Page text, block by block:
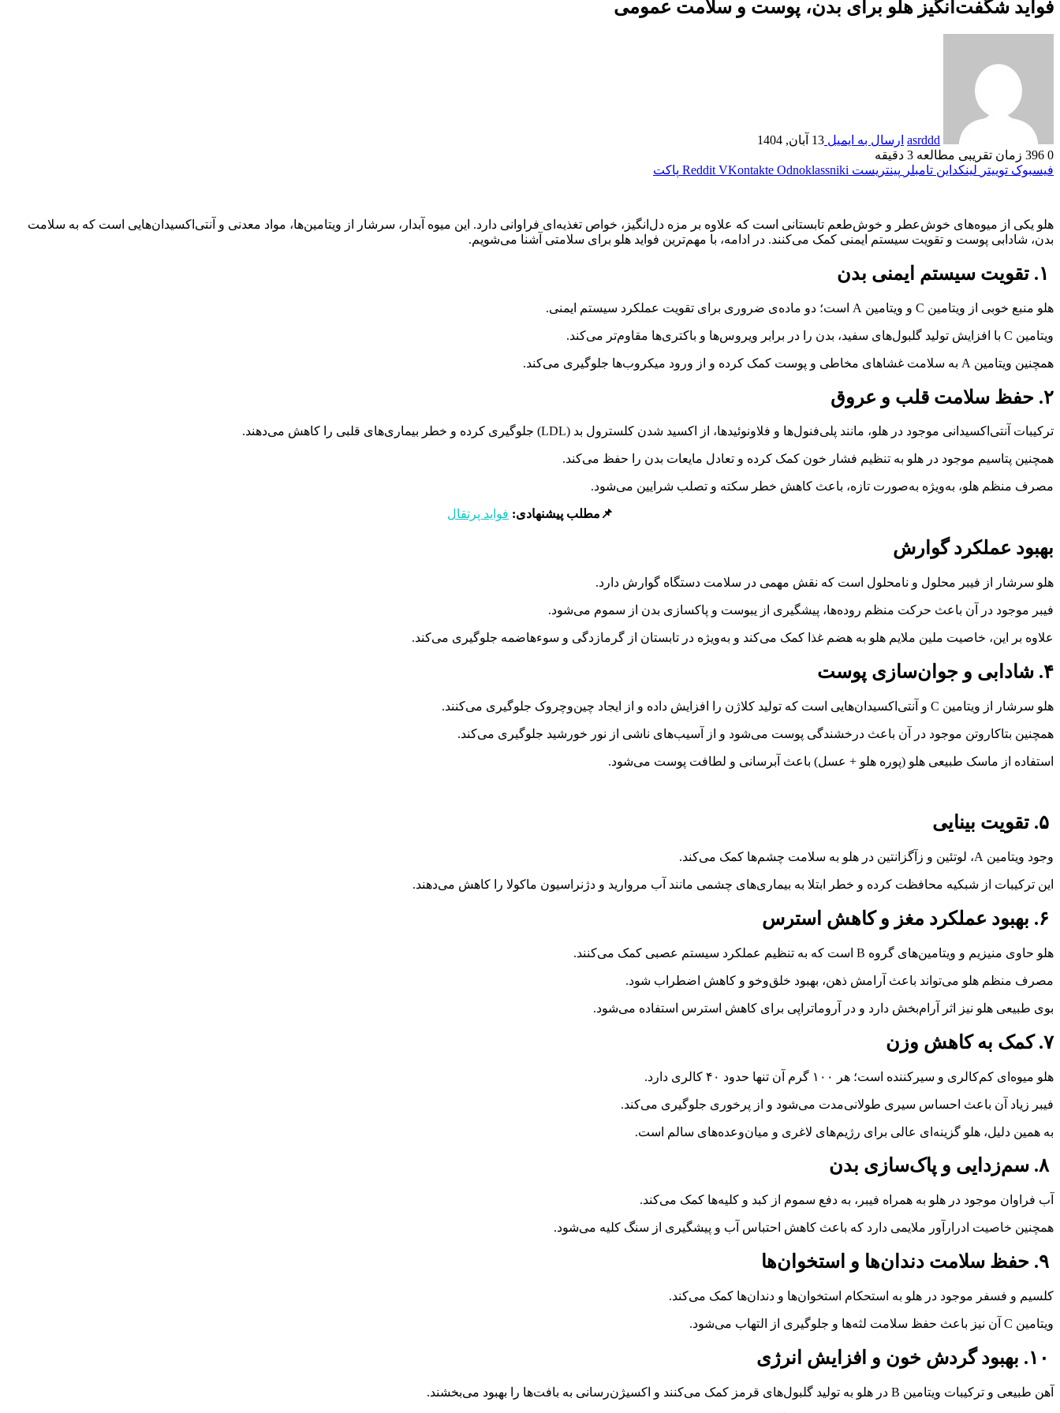
فواید شگفت‌انگیز هلو برای بدن، پوست و سلامت عمومی
asrddd ارسال به ایمیل 13 آبان, 1404
0
زمان تقریبی مطالعه 3 دقیقه
فیسبوک توییتر لینکداین تامبلر پینتریست Reddit VKontakte Odnoklassniki پاکت
هلو یکی از میوه‌های خوش‌عطر و خوش‌طعم تابستانی است که علاوه بر مزه دل‌انگیز، خواص تغذیه‌ای فراوانی دارد. این میوه آبدار، سرشار از ویتامین‌ها، مواد معدنی و آنتی‌اکسیدان‌هایی است که به سلامت
بدن، شادابی پوست و تقویت سیستم ایمنی کمک می‌کنند. در ادامه، با مهم‌ترین فواید هلو برای سلامتی آشنا می‌شویم.
هلو منبع خوبی از ویتامین C و ویتامین A است؛ دو ماده‌ی ضروری برای تقویت عملکرد سیستم ایمنی.
ویتامین C با افزایش تولید گلبول‌های سفید، بدن را در برابر ویروس‌ها و باکتری‌ها مقاوم‌تر می‌کند.
همچنین ویتامین A به سلامت غشاهای مخاطی و پوست کمک کرده و از ورود میکروب‌ها جلوگیری می‌کند.
۲. حفظ سلامت قلب و عروق
ترکیبات آنتی‌اکسیدانی موجود در هلو، مانند پلی‌فنول‌ها و فلاونوئیدها، از اکسید شدن کلسترول بد (LDL) جلوگیری کرده و خطر بیماری‌های قلبی را کاهش می‌دهند.
همچنین پتاسیم موجود در هلو به تنظیم فشار خون کمک کرده و تعادل مایعات بدن را حفظ می‌کند.
مصرف منظم هلو، به‌ویژه به‌صورت تازه، باعث کاهش خطر سکته و تصلب شرایین می‌شود.
📌مطلب پیشنهادی: فواید پرتقال
بهبود عملکرد گوارش
هلو سرشار از فیبر محلول و نامحلول است که نقش مهمی در سلامت دستگاه گوارش دارد.
فیبر موجود در آن باعث حرکت منظم روده‌ها، پیشگیری از یبوست و پاکسازی بدن از سموم می‌شود.
علاوه بر این، خاصیت ملین ملایم هلو به هضم غذا کمک می‌کند و به‌ویژه در تابستان از گرمازدگی و سوءهاضمه جلوگیری می‌کند.
۴. شادابی و جوان‌سازی پوست
هلو سرشار از ویتامین C و آنتی‌اکسیدان‌هایی است که تولید کلاژن را افزایش داده و از ایجاد چین‌وچروک جلوگیری می‌کنند.
همچنین بتاکاروتن موجود در آن باعث درخشندگی پوست می‌شود و از آسیب‌های ناشی از نور خورشید جلوگیری می‌کند.
استفاده از ماسک طبیعی هلو (پوره هلو + عسل) باعث آبرسانی و لطافت پوست می‌شود.
وجود ویتامین A، لوتئین و زآگزانتین در هلو به سلامت چشم‌ها کمک می‌کند.
این ترکیبات از شبکیه محافظت کرده و خطر ابتلا به بیماری‌های چشمی مانند آب مروارید و دژنراسیون ماکولا را کاهش می‌دهند.
هلو حاوی منیزیم و ویتامین‌های گروه B است که به تنظیم عملکرد سیستم عصبی کمک می‌کنند.
مصرف منظم هلو می‌تواند باعث آرامش ذهن، بهبود خلق‌و‌خو و کاهش اضطراب شود.
بوی طبیعی هلو نیز اثر آرام‌بخش دارد و در آروماتراپی برای کاهش استرس استفاده می‌شود.
۷. کمک به کاهش وزن
هلو میوه‌ای کم‌کالری و سیرکننده است؛ هر ۱۰۰ گرم آن تنها حدود ۴۰ کالری دارد.
فیبر زیاد آن باعث احساس سیری طولانی‌مدت می‌شود و از پرخوری جلوگیری می‌کند.
به همین دلیل، هلو گزینه‌ای عالی برای رژیم‌های لاغری و میان‌وعده‌های سالم است.
۸. سم‌زدایی و پاک‌سازی بدن
آب فراوان موجود در هلو به همراه فیبر، به دفع سموم از کبد و کلیه‌ها کمک می‌کند.
همچنین خاصیت ادرارآور ملایمی دارد که باعث کاهش احتباس آب و پیشگیری از سنگ کلیه می‌شود.
کلسیم و فسفر موجود در هلو به استحکام استخوان‌ها و دندان‌ها کمک می‌کند.
ویتامین C آن نیز باعث حفظ سلامت لثه‌ها و جلوگیری از التهاب می‌شود.
آهن طبیعی و ترکیبات ویتامین B در هلو به تولید گلبول‌های قرمز کمک می‌کنند و اکسیژن‌رسانی به بافت‌ها را بهبود می‌بخشند.